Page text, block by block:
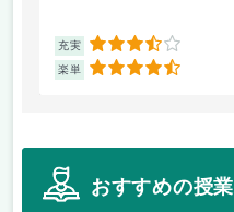
充実 3.5
楽単 4.5
おすすめの授業